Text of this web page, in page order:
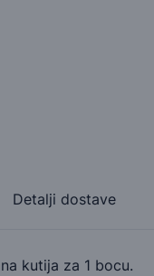
Detalji dostave
kutija za 1 bocu.